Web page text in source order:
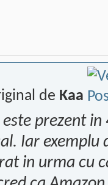
de Kaa
este prezent
Iar exemplu
in urma cu